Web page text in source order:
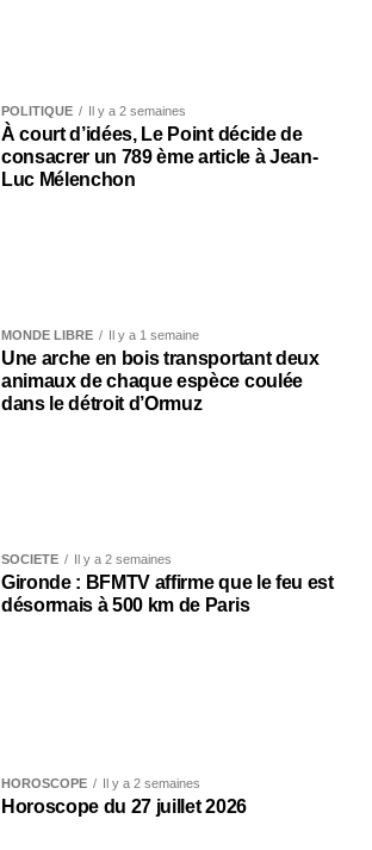
POLITIQUE Il y a 2 semaines
À court d’idées, Le Point décide de
consacrer un 789 ème article à Jean-
Luc Mélenchon
MONDE LIBRE Il y a 1 semaine
Une arche en bois transportant deux
animaux de chaque espèce coulée
dans le détroit d’Ormuz
SOCIÉTÉ Il y a 2 semaines
Gironde : BFMTV affirme que le feu est
désormais à 500 km de Paris
HOROSCOPE Il y a 2 semaines
Horoscope du 27 juillet 2026